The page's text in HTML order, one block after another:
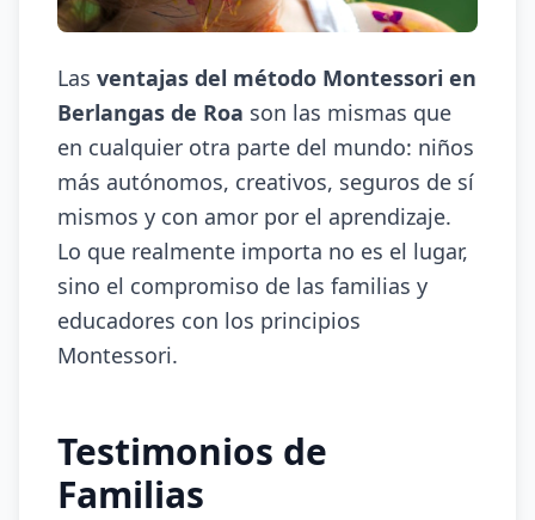
Las ventajas del método Montessori en
Berlangas de Roa son las mismas que
en cualquier otra parte del mundo: niños
más autónomos, creativos, seguros de sí
mismos y con amor por el aprendizaje.
Lo que realmente importa no es el lugar,
sino el compromiso de las familias y
educadores con los principios
Montessori.
Testimonios de
Familias